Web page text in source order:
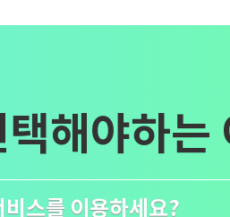
해야하는
스를 이용하세요?